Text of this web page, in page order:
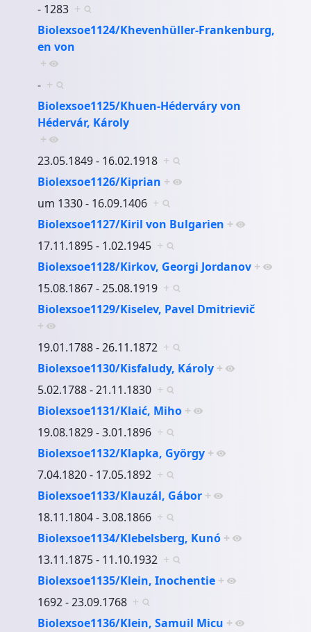
- 1283 +
Biolexsoe1124/Khevenhüller-Frankenburg,
en von
+
- +
Biolexsoe1125/Khuen-Héderváry von
Hédervár, Károly
+
23.05.1849 - 16.02.1918 +
Biolexsoe1126/Kiprian +
um 1330 - 16.09.1406 +
Biolexsoe1127/Kiril von Bulgarien +
17.11.1895 - 1.02.1945 +
Biolexsoe1128/Kirkov, Georgi Jordanov +
15.08.1867 - 25.08.1919 +
Biolexsoe1129/Kiselev, Pavel Dmitrievič
+
19.01.1788 - 26.11.1872 +
Biolexsoe1130/Kisfaludy, Károly +
5.02.1788 - 21.11.1830 +
Biolexsoe1131/Klaić, Miho +
19.08.1829 - 3.01.1896 +
Biolexsoe1132/Klapka, György +
7.04.1820 - 17.05.1892 +
Biolexsoe1133/Klauzál, Gábor +
18.11.1804 - 3.08.1866 +
Biolexsoe1134/Klebelsberg, Kunó +
13.11.1875 - 11.10.1932 +
Biolexsoe1135/Klein, Inochentie +
1692 - 23.09.1768 +
Biolexsoe1136/Klein, Samuil Micu +